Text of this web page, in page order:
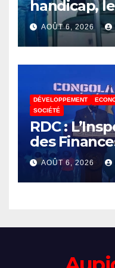
handicap,
Akonkwa
lance un
pour
AOÛT 6, 2026
DÉVELOPPEMENT
SOCIÉTÉ
RDC :
des
révolution
un contrôle
finances
AOÛT 6, 2026